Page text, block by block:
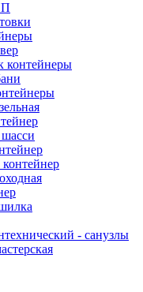
контейнеры
- санузлы